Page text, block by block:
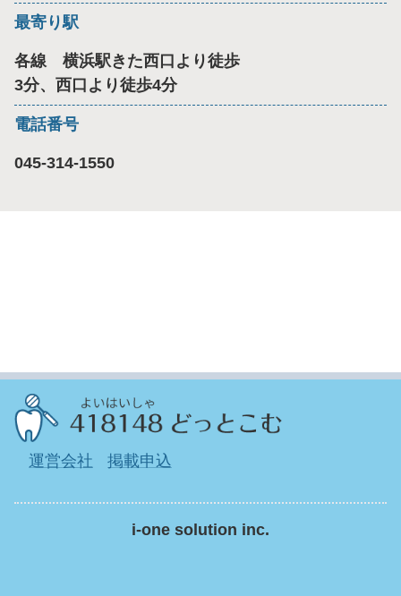
最寄り駅
各線 横浜駅きた西口より徒歩
3分、西口より徒歩4分
電話番号
045-314-1550
運営会社 掲載申込
i-one solution inc.